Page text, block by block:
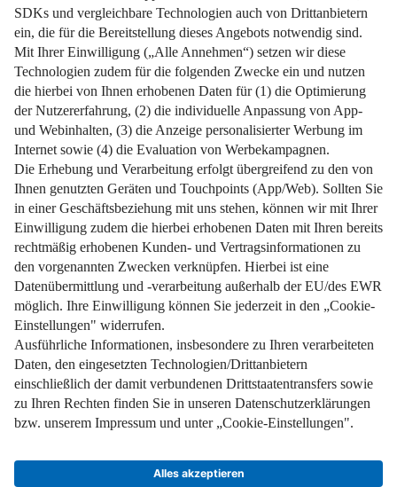
Impressum Datenschutz Nutzungsbedingungen
Pflichtinformationen AGB Über uns Bildquellen
Barrierefreiheit Widerrufsformular
Cookie-Einstellungen
Facebook
Instagram